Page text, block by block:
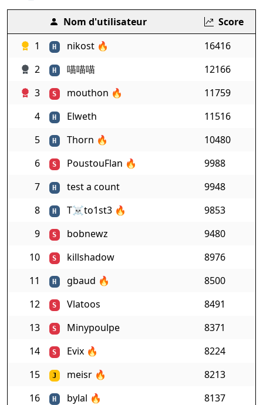
Nom d'utilisateur
Score
1
H nikost🔥
16416
2
H 喵喵喵
12166
3
S mouthon 🔥
11759
4
H Elweth
11516
5
H Thorn 🔥
10480
6
S PoustouFlan 🔥
9988
7
H test a count
9948
8
H T☠to1st3🔥
9853
9
S bobnewz
9480
10
S killshadow
8976
11
H gbaud 🔥
8500
12
S Vlatoos
8491
13
S Minypoulpe
8371
14
S Evix🔥
8224
15
J meisr🔥
8213
16
H bylal 🔥
8137